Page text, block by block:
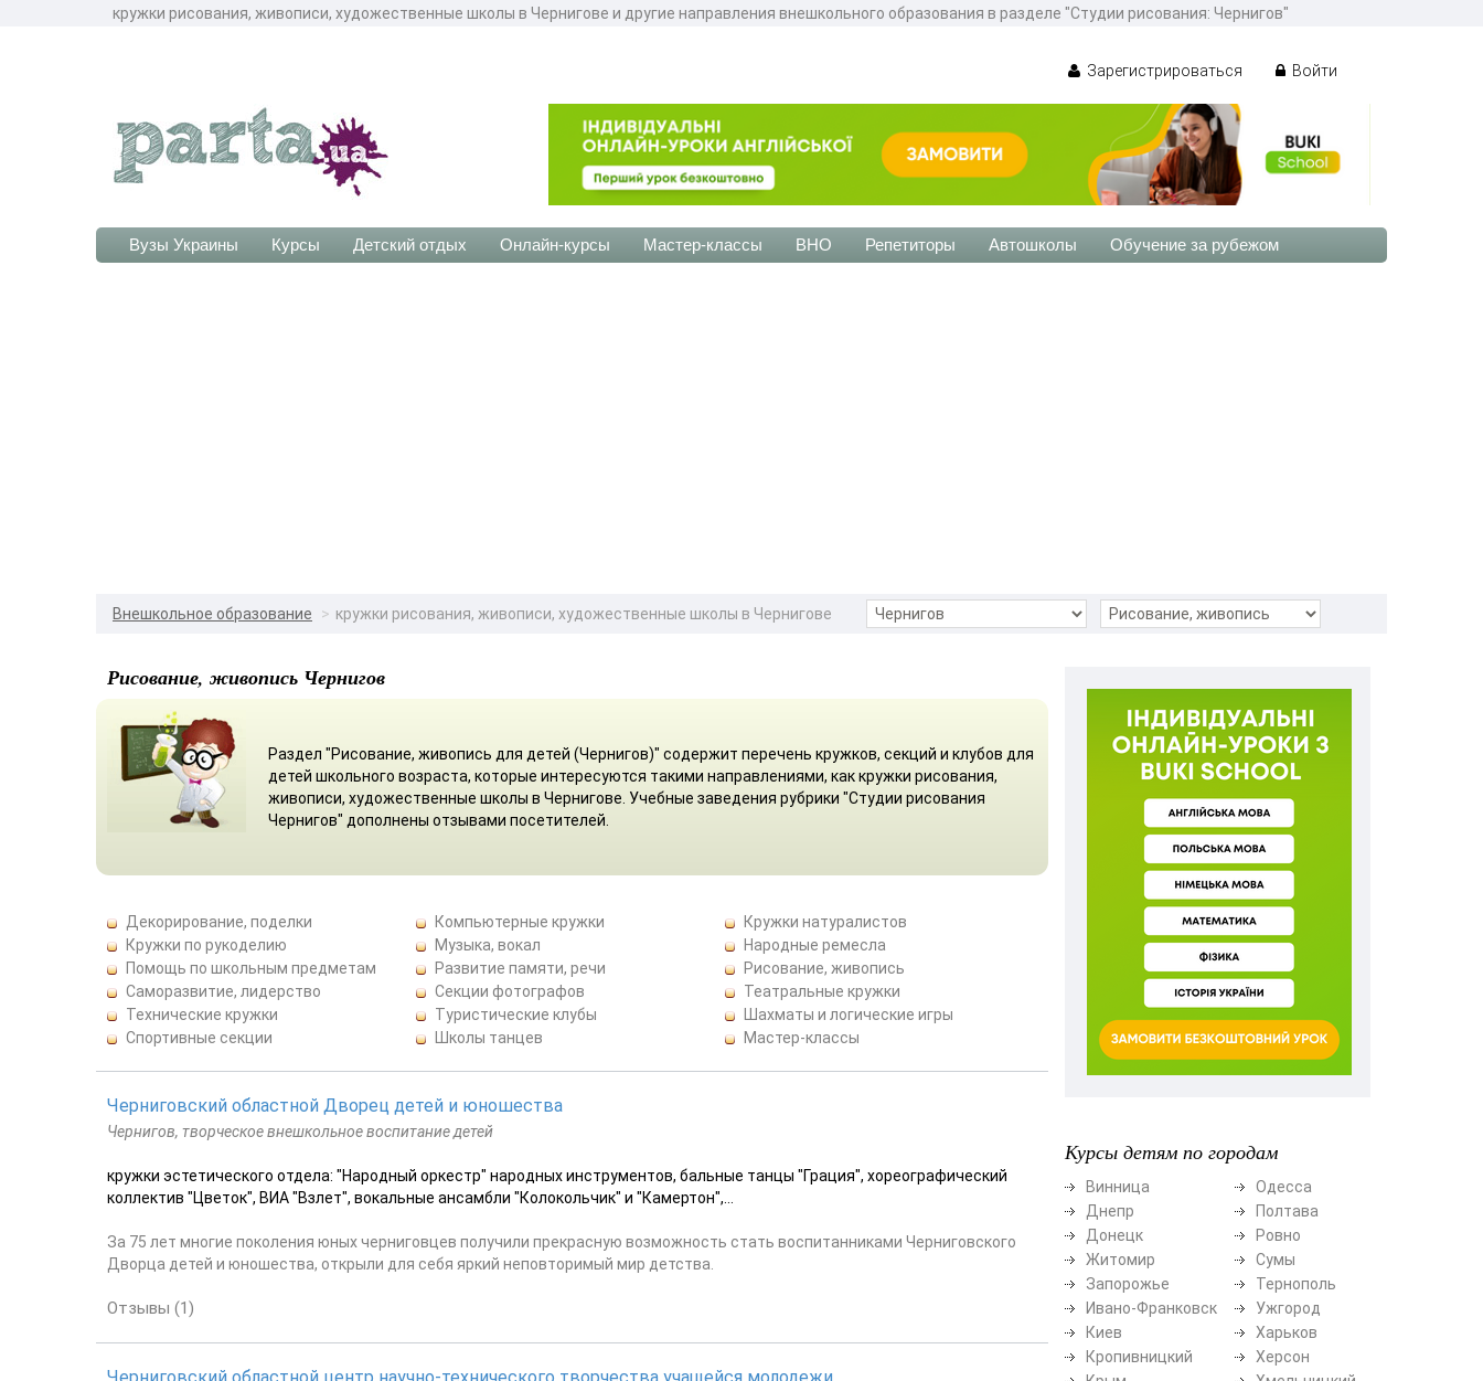
кружки рисования, живописи, художественные школы в Чернигове и другие направления внешкольного образования в разделе "Студии рисования: Чернигов"
Зарегистрироваться Войти
Вузы Украины Курсы Детский отдых Онлайн-курсы Мастер-классы ВНО Репетиторы Автошколы Обучение за рубежом
Внешкольное образование кружки рисования, живописи, художественные школы в Чернигове
Рисование, живопись Чернигов
Раздел "Рисование, живопись для детей (Чернигов)" содержит перечень кружков, секций и клубов для
детей школьного возраста, которые интересуются такими направлениями, как кружки рисования,
живописи, художественные школы в Чернигове. Учебные заведения рубрики "Студии рисования
Чернигов" дополнены отзывами посетителей.
Декорирование, поделки Компьютерные кружки
Кружки натуралистов
Кружки по рукоделию
Музыка, вокал
Народные ремесла
Помощь по школьным предметам
Развитие памяти, речи
Рисование, живопись
Саморазвитие, лидерство
Секции фотографов
Театральные кружки
Технические кружки
Туристические клубы
Шахматы и логические игры
Спортивные секции
Школы танцев Мастер-классы
Черниговский областной Дворец детей и юношества
Чернигов, творческое внешкольное воспитание детей
кружки эстетического отдела: "Народный оркестр" народных инструментов, бальные танцы "Грация", хореографический
коллектив "Цветок", ВИА "Взлет", вокальные ансамбли "Колокольчик" и "Камертон",...
За 75 лет многие поколения юных черниговцев получили прекрасную возможность стать воспитанниками Черниговского
Дворца детей и юношества, открыли для себя яркий неповторимый мир детства.
Отзывы (1)
Курсы детям по городам
Винница
Днепр
Донецк
Житомир
Запорожье
Ивано-Франковск
Киев
Кропивницкий
Одесса
Полтава
Ровно
Сумы
Тернополь
Ужгород
Харьков
Херсон